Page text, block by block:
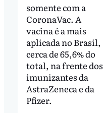
somente com a
CoronaVac. A
vacina é a mais
aplicada no Brasil,
cerca de 65,6% do
total, na frente dos
imunizantes da
AstraZeneca e da
Pfizer.